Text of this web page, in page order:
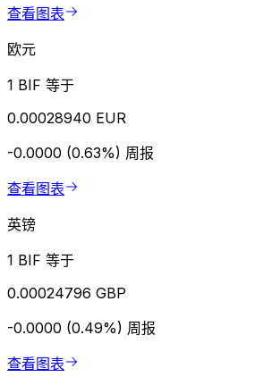
查看图表
欧元
1 BIF 等于
0.00028940 EUR
-0.0000 (0.63%) 周报
查看图表
英镑
1 BIF 等于
0.00024796 GBP
-0.0000 (0.49%) 周报
查看图表